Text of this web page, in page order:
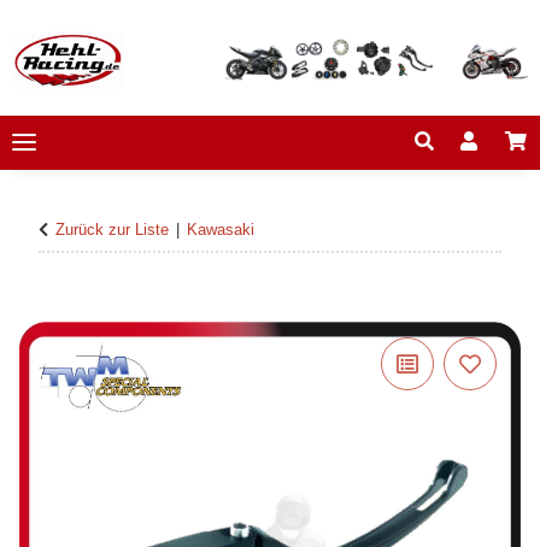
Zurück zur Liste Kawasaki